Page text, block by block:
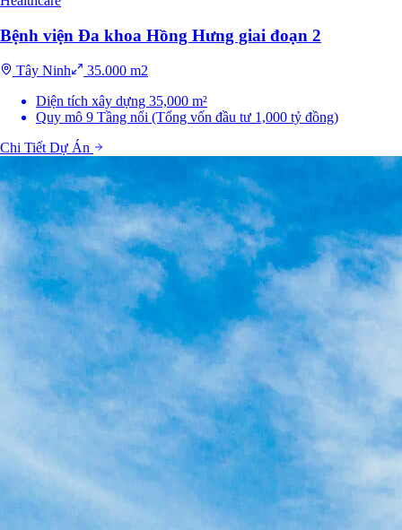
Bệnh viện Đa khoa Hồng Hưng giai đoạn 2
Tây Ninh
35.000 m2
Diện tích xây dựng 35,000 m²
Quy mô 9 Tầng nổi (Tổng vốn đầu tư 1,000 tỷ đồng)
Chi Tiết Dự Án